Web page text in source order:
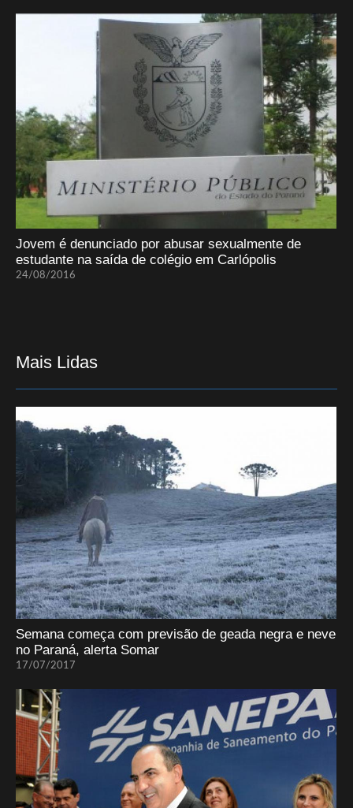
Jovem é denunciado por abusar sexualmente de
estudante na saída de colégio em Carlópolis
24/08/2016
Mais Lidas
Semana começa com previsão de geada negra e neve
no Paraná, alerta Somar
17/07/2017